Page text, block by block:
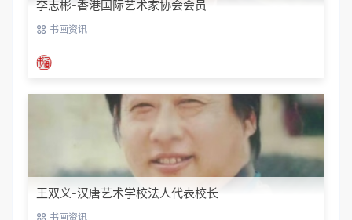
李志彬-香港国际艺术家协会会员
书画资讯
王双义-汉唐艺术学校法人代表校长
书画资讯